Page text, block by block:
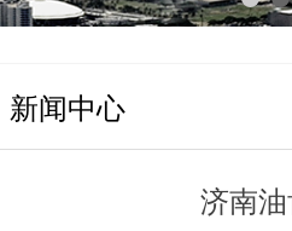
新闻中心
济南